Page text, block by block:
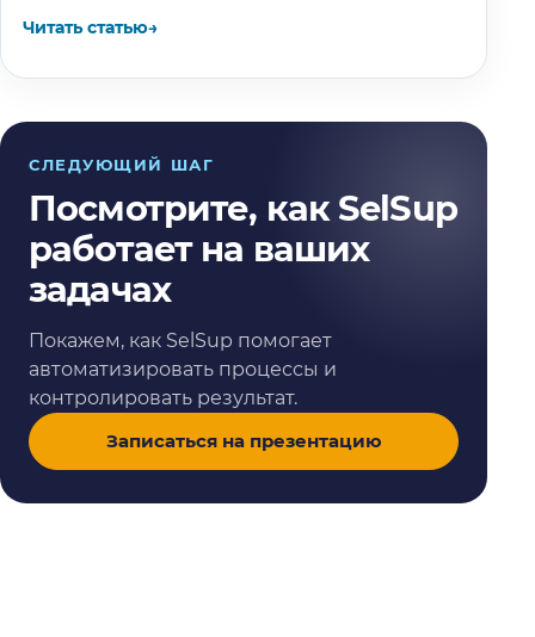
Читать статью→
СЛЕДУЮЩИЙ ШАГ
Посмотрите, как SelSup
работает на ваших
задачах
Покажем, как SelSup помогает
автоматизировать процессы и
контролировать результат.
Записаться на презентацию